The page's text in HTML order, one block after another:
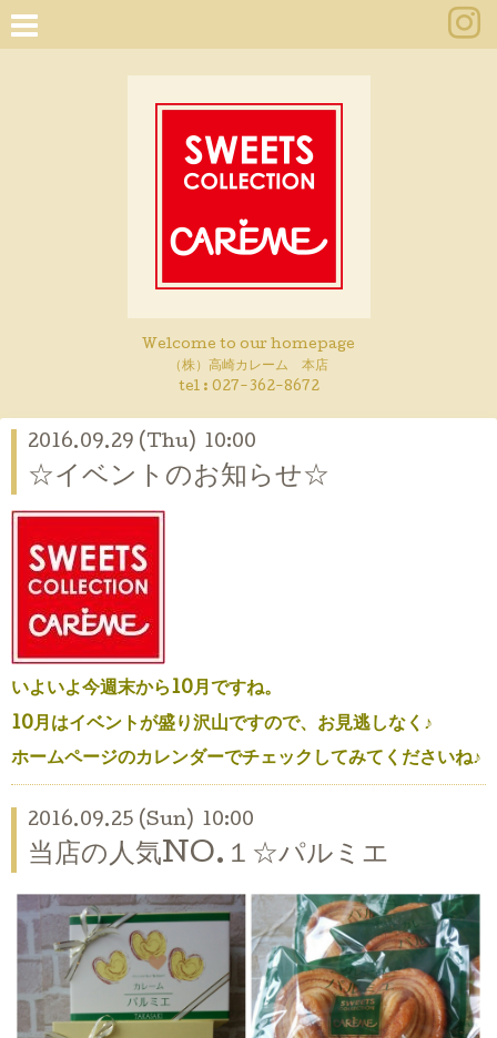
Welcome to our homepage
（株）高崎カレーム 本店
tel : 027-362-8672
2016.09.29 (Thu) 10:00
☆イベントのお知らせ☆
いよいよ今週末から10月ですね。
10月はイベントが盛り沢山ですので、お見逃しなく♪
ホームページのカレンダーでチェックしてみてくださいね♪
2016.09.25 (Sun) 10:00
当店の人気NO.１☆パルミエ